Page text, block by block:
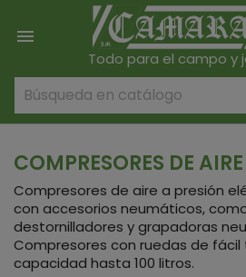

Todo para el campo y
COMPRESORES DE AIRE
Compresores de aire a presión
con accesorios neumáticos,
destornilladores y grapadoras
Compresores con ruedas de
capacidad hasta 100 litros.